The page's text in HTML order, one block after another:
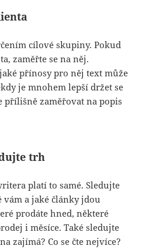
cílové skupiny. Pokud
zaměřte se na něj.
přínosy pro něj text může
je mnohem lepší držet se
přílišně zaměřovat na popis
trh
platí to samé. Sledujte
vám a jaké články jdou
prodáte hned, některé
i měsíce. Také sledujte
zajímá? Co se čte nejvíce?